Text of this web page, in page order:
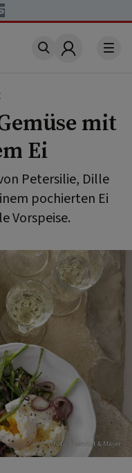
Account
mit
Ei
Petersilie, Dille
pochierten Ei
Vorspeise.
Foto: Eisenhut & Mayer